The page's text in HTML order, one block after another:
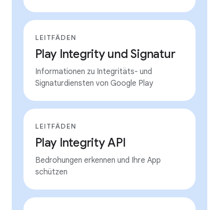
LEITFÄDEN
Play Integrity und Signatur
Informationen zu Integritäts- und
Signaturdiensten von Google Play
LEITFÄDEN
Play Integrity API
Bedrohungen erkennen und Ihre App
schützen